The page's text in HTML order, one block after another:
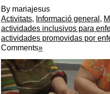
By mariajesus
Activitats, Informació general ,
actividades inclusivos para
actividades promovidas por
Comments»